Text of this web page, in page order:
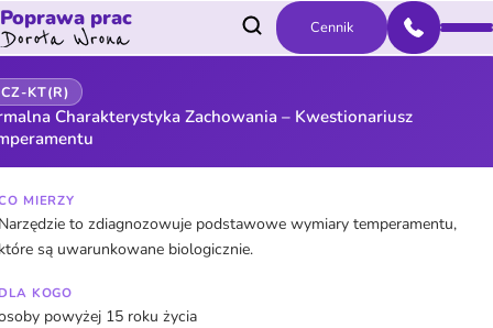
Poprawa prac Cennik
KT(R)
Charakterystyka Zachowania – Kwestionariusz
MIERZY
to zdiagnozowuje podstawowe wymiary temperamentu,
są uwarunkowane biologicznie.
KOGO
powyżej 15 roku życia